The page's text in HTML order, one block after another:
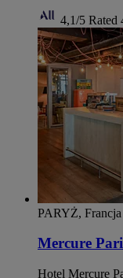
4,1/5 Rated
PARYŻ, Francja
Mercure
Hotel Mercure